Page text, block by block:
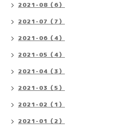
2021-08（6）
2021-07（7）
2021-06（4）
2021-05（4）
2021-04（3）
2021-03（5）
2021-02（1）
2021-01（2）